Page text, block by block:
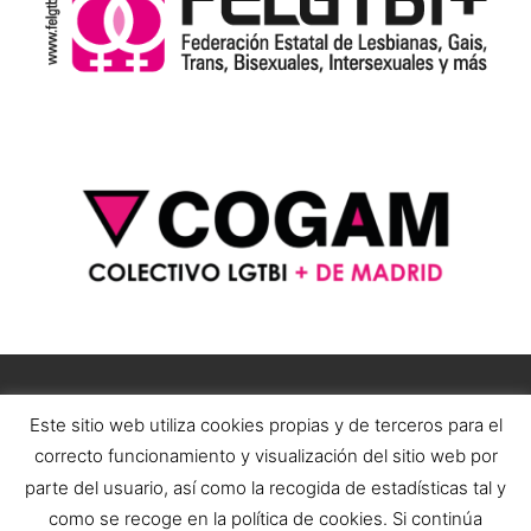
Este sitio web utiliza cookies propias y de terceros para el
correcto funcionamiento y visualización del sitio web por
parte del usuario, así como la recogida de estadísticas tal y
como se recoge en la política de cookies. Si continúa